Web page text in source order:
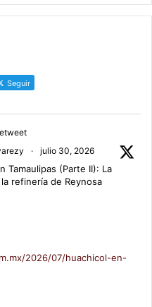
Seguir
· julio 30, 2026
Tamaulipas (Parte II): La
refinería de Reynosa
2026/07/huachicol-en-